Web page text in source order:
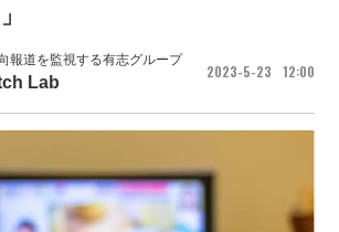
報道を監視する有志グループ
Lab
2023 5 23 12 00